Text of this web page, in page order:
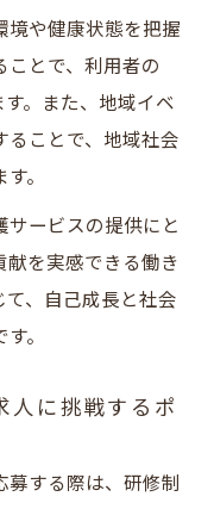
社会と絆を築く
護の魅力を体感
との信頼関係の
る介護サービス
護求人が人気の
境や健康状態を把握
ことで、利用者の
。また、地域イベ
ることで、地域社会
。
サービスの提供にと
献を実感できる働き
、自己成長と社会
。
人に挑戦するポ
する際は、研修制